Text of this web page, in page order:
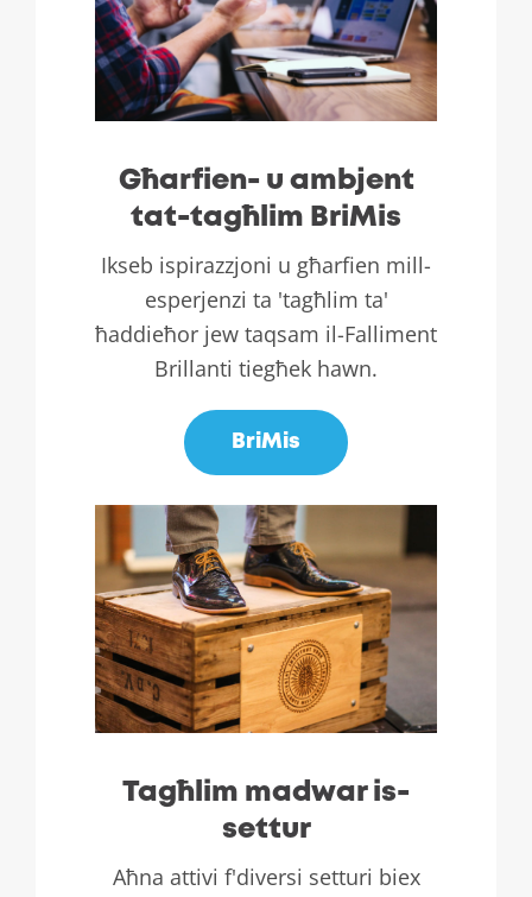
Għarfien- u ambjent
tat-tagħlim BriMis
Ikseb ispirazzjoni u għarfien mill-
esperjenzi ta 'tagħlim ta'
ħaddieħor jew taqsam il-Falliment
Brillanti tiegħek hawn.
BriMis
Tagħlim madwar is-
settur
Aħna attivi f'diversi setturi biex